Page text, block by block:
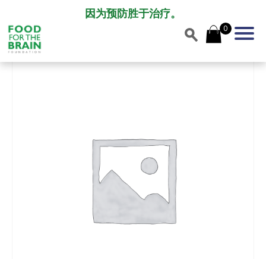
因为预防胜于治疗。
0